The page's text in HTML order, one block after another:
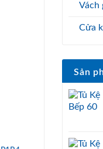
Vách
Cửa
Sản